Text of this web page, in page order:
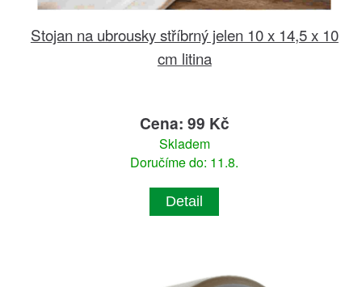
Stojan na ubrousky stříbrný jelen 10 x 14,5 x 10
cm litina
Cena: 99 Kč
Skladem
Doručíme do: 11.8.
Detail